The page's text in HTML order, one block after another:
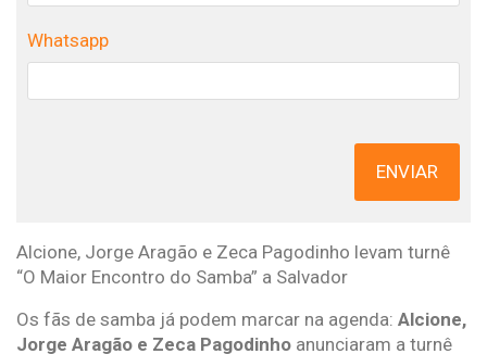
Whatsapp
ENVIAR
Alcione, Jorge Aragão e Zeca Pagodinho levam turnê
“O Maior Encontro do Samba” a Salvador
Os fãs de samba já podem marcar na agenda: Alcione,
Jorge Aragão e Zeca Pagodinho anunciaram a turnê